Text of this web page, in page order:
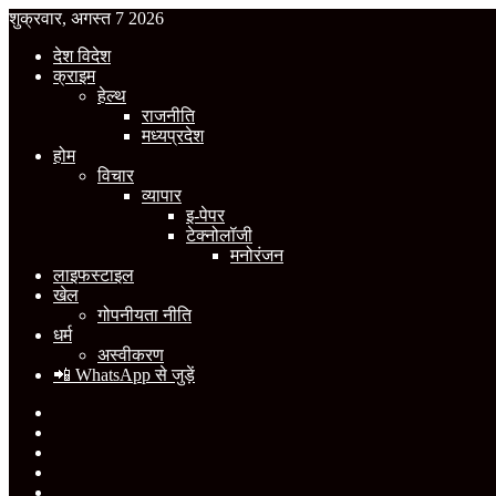
शुक्रवार, अगस्त 7 2026
देश विदेश
क्राइम
हेल्थ
राजनीति
मध्यप्रदेश
होम
विचार
व्यापार
इ-पेपर
टेक्नोलॉजी
मनोरंजन
लाइफस्टाइल
खेल
गोपनीयता नीति
धर्म
अस्वीकरण
📲 WhatsApp से जुड़ें